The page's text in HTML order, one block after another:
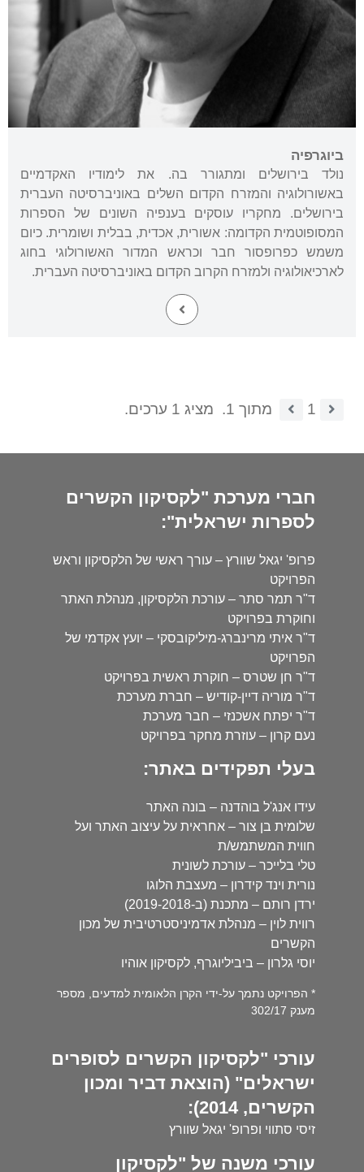
ביוגרפיה
נולד בירושלים ומתגורר בה. את לימודיו האקדמיים
באשורולוגיה והמזרח הקדום השלים באוניברסיטה העברית
בירושלים. מחקריו עוסקים בענפיה השונים של הספרות
המסופוטמית הקדומה: אשורית, אכדית, בבלית ושומרית. כיום
משמש כפרופסור חבר וכראש המדור האשורולוגי בחוג
לארכיאולוגיה ולמזרח הקרוב הקדום באוניברסיטה העברית.
1 מתוך 1. מציג 1 ערכים.
חברי מערכת "לקסיקון הקשרים
לספרות ישראלית":
פרופ' יגאל שוורץ – עורך ראשי של הלקסיקון וראש
הפרויקט
ד"ר תמר סתר – עורכת הלקסיקון, מנהלת האתר
וחוקרת בפרויקט
ד"ר איתי מרינברג-מיליקובסקי – יועץ אקדמי של
הפרויקט
ד"ר חן שטרס – חוקרת ראשית בפרויקט
ד"ר מוריה דיין-קודיש – חברת מערכת
ד"ר יפתח אשכנזי – חבר מערכת
נעם קרון – עוזרת מחקר בפרויקט
בעלי תפקידים באתר:
עידו אנג'ל בוהדנה – בונה האתר
שלומית בן צור – אחראית על עיצוב האתר ועל
חווית המשתמש/ת
טלי בלייכר – עורכת לשונית
נורית וינד קידרון – מעצבת הלוגו
ירדן רותם – מתכנת (ב-2019-2018)
רווית לוין – מנהלת אדמיניסטרטיבית של מכון
הקשרים
יוסי גלרון – ביביליוגרף, לקסיקון אוהיו
* הפרויקט נתמך על-ידי הקרן הלאומית למדעים, מספר
מענק 302/17
עורכי "לקסיקון הקשרים לסופרים
ישראלים" (הוצאת דביר ומכון
הקשרים, 2014):
זיסי סתווי ופרופ' יגאל שוורץ
עורכי משנה של "לקסיקון